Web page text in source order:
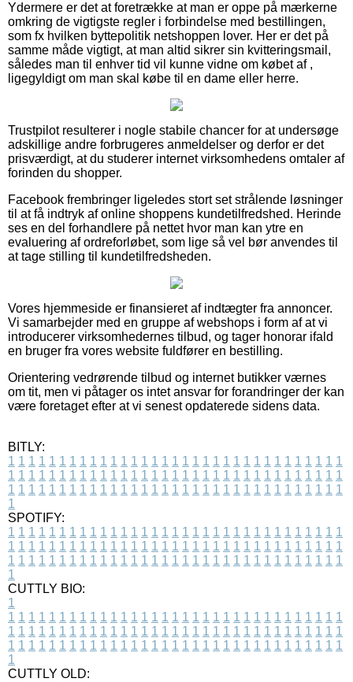
Ydermere er det at foretrække at man er oppe på mærkerne
omkring de vigtigste regler i forbindelse med bestillingen,
som fx hvilken byttepolitik netshoppen lover. Her er det på
samme måde vigtigt, at man altid sikrer sin kvitteringsmail,
således man til enhver tid vil kunne vidne om købet af ,
ligegyldigt om man skal købe til en dame eller herre.
Trustpilot resulterer i nogle stabile chancer for at undersøge
adskillige andre forbrugeres anmeldelser og derfor er det
prisværdigt, at du studerer internet virksomhedens omtaler af
forinden du shopper.
Facebook frembringer ligeledes stort set strålende løsninger
til at få indtryk af online shoppens kundetilfredshed. Herinde
ses en del forhandlere på nettet hvor man kan ytre en
evaluering af ordreforløbet, som lige så vel bør anvendes til
at tage stilling til kundetilfredsheden.
Vores hjemmeside er finansieret af indtægter fra annoncer.
Vi samarbejder med en gruppe af webshops i form af at vi
introducerer virksomhedernes tilbud, og tager honorar ifald
en bruger fra vores website fuldfører en bestilling.
Orientering vedrørende tilbud og internet butikker værnes
om tit, men vi påtager os intet ansvar for forandringer der kan
være foretaget efter at vi senest opdaterede sidens data.
BITLY:
1 1 1 1 1 1 1 1 1 1 1 1 1 1 1 1 1 1 1 1 1 1 1 1 1 1 1 1 1 1 1 1 1
1 1 1 1 1 1 1 1 1 1 1 1 1 1 1 1 1 1 1 1 1 1 1 1 1 1 1 1 1 1 1 1 1
1 1 1 1 1 1 1 1 1 1 1 1 1 1 1 1 1 1 1 1 1 1 1 1 1 1 1 1 1 1 1 1 1
1
SPOTIFY:
1 1 1 1 1 1 1 1 1 1 1 1 1 1 1 1 1 1 1 1 1 1 1 1 1 1 1 1 1 1 1 1 1
1 1 1 1 1 1 1 1 1 1 1 1 1 1 1 1 1 1 1 1 1 1 1 1 1 1 1 1 1 1 1 1 1
1 1 1 1 1 1 1 1 1 1 1 1 1 1 1 1 1 1 1 1 1 1 1 1 1 1 1 1 1 1 1 1 1
1
CUTTLY BIO:
1
1 1 1 1 1 1 1 1 1 1 1 1 1 1 1 1 1 1 1 1 1 1 1 1 1 1 1 1 1 1 1 1 1
1 1 1 1 1 1 1 1 1 1 1 1 1 1 1 1 1 1 1 1 1 1 1 1 1 1 1 1 1 1 1 1 1
1 1 1 1 1 1 1 1 1 1 1 1 1 1 1 1 1 1 1 1 1 1 1 1 1 1 1 1 1 1 1 1 1
1
CUTTLY OLD: